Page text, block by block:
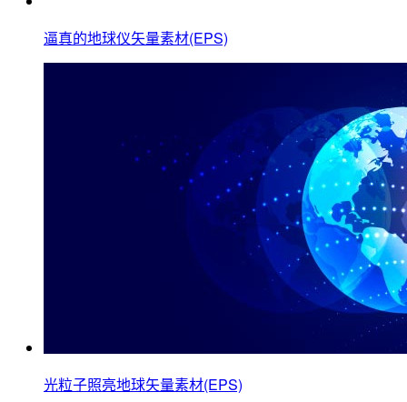
逼真的地球仪矢量素材(EPS)
光粒子照亮地球矢量素材(EPS)